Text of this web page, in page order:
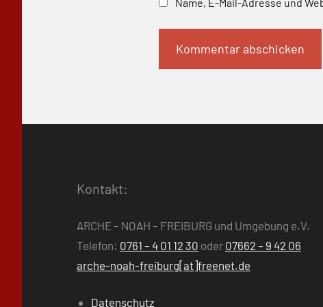
Kontakt:
ARCHE – NOAH – FREIBURG und Umgebung e.V.
Telefon: 0761 – 4 01 12 30 oder 07662 – 9 42 06
arche-noah-freiburg[at]freenet.de
Datenschutz